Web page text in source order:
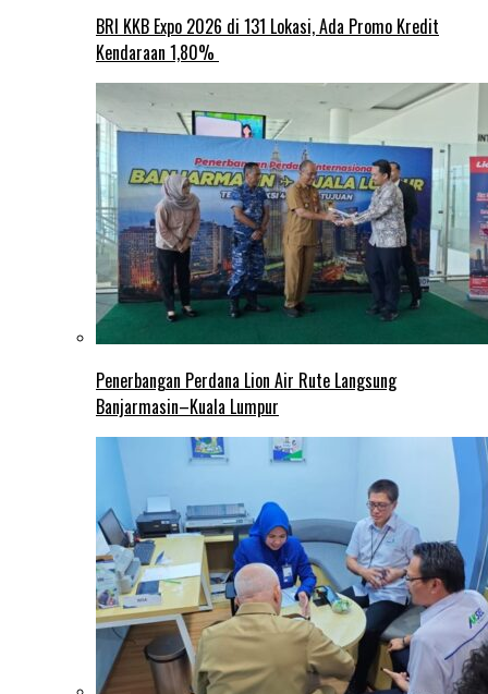
BRI KKB Expo 2026 di 131 Lokasi, Ada Promo Kredit
Kendaraan 1,80%
Penerbangan Perdana Lion Air Rute Langsung
Banjarmasin–Kuala Lumpur